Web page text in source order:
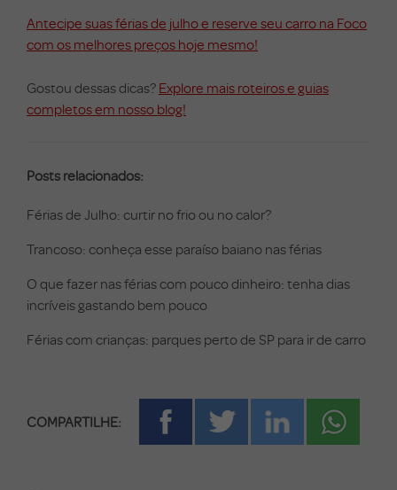
Antecipe suas férias de julho e reserve seu carro na Foco
com os melhores preços hoje mesmo!
Gostou dessas dicas? Explore mais roteiros e guias
completos em nosso blog!
Posts relacionados:
Férias de Julho: curtir no frio ou no calor?
Trancoso: conheça esse paraíso baiano nas férias
O que fazer nas férias com pouco dinheiro: tenha dias
incríveis gastando bem pouco
Férias com crianças: parques perto de SP para ir de carro
COMPARTILHE: